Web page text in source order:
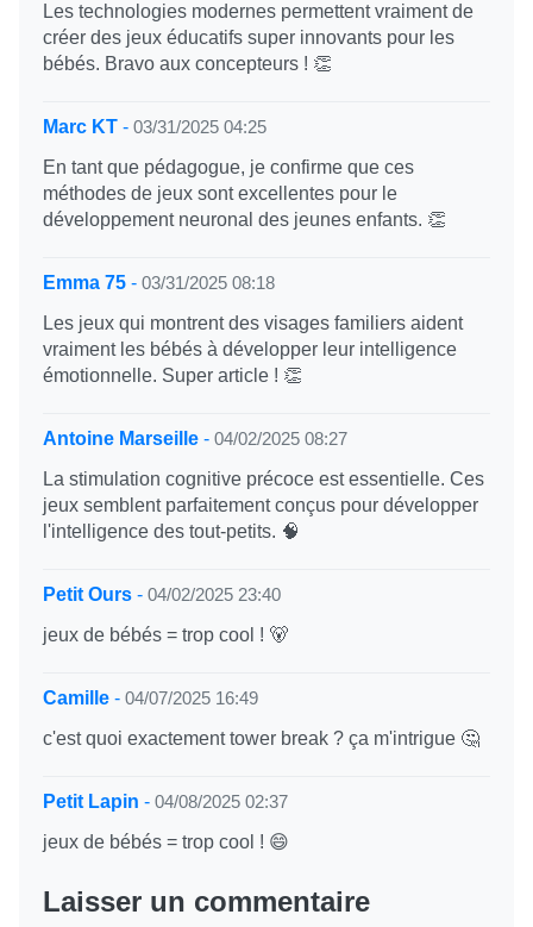
Les technologies modernes permettent vraiment de
créer des jeux éducatifs super innovants pour les
bébés. Bravo aux concepteurs ! 👏
Marc KT - 03/31/2025 04:25
En tant que pédagogue, je confirme que ces
méthodes de jeux sont excellentes pour le
développement neuronal des jeunes enfants. 👏
Emma 75 - 03/31/2025 08:18
Les jeux qui montrent des visages familiers aident
vraiment les bébés à développer leur intelligence
émotionnelle. Super article ! 👏
Antoine Marseille - 04/02/2025 08:27
La stimulation cognitive précoce est essentielle. Ces
jeux semblent parfaitement conçus pour développer
l'intelligence des tout-petits. 🧠
Petit Ours - 04/02/2025 23:40
jeux de bébés = trop cool ! 🐻
Camille - 04/07/2025 16:49
c'est quoi exactement tower break ? ça m'intrigue 🤔
Petit Lapin - 04/08/2025 02:37
jeux de bébés = trop cool ! 😄
Laisser un commentaire